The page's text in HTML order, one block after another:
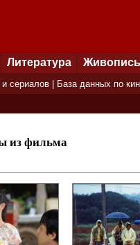
Литература Живопись
и сериалов База данных по
из фильма